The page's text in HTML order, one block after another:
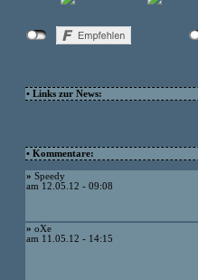
• Links zur News:
• Kommentare:
» Speedy
am 12.05.12 - 09:08
» oXe
am 11.05.12 - 14:15